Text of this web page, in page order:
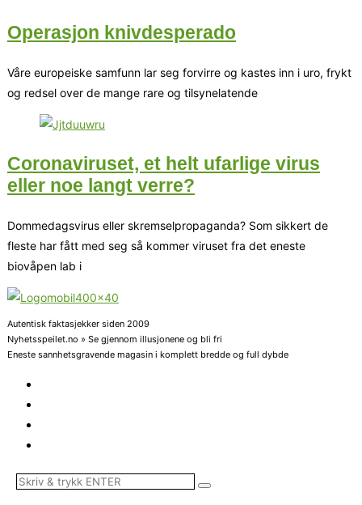
Operasjon knivdesperado
Våre europeiske samfunn lar seg forvirre og kastes inn i uro, frykt
og redsel over de mange rare og tilsynelatende
Coronaviruset, et helt ufarlige virus
eller noe langt verre?
Dommedagsvirus eller skremselpropaganda? Som sikkert de
fleste har fått med seg så kommer viruset fra det eneste
biovåpen lab i
Autentisk faktasjekker siden 2009
Nyhetsspeilet.no » Se gjennom illusjonene og bli fri
Eneste sannhetsgravende magasin i komplett bredde og full dybde